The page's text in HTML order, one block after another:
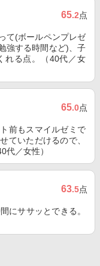
65.2点
て(ボールペンプレゼ
強する時間など)、子
れる点。（40代／女
65.0点
前もスマイルゼミで
ていただけるので、
代／女性）
63.5点
にササッとできる。